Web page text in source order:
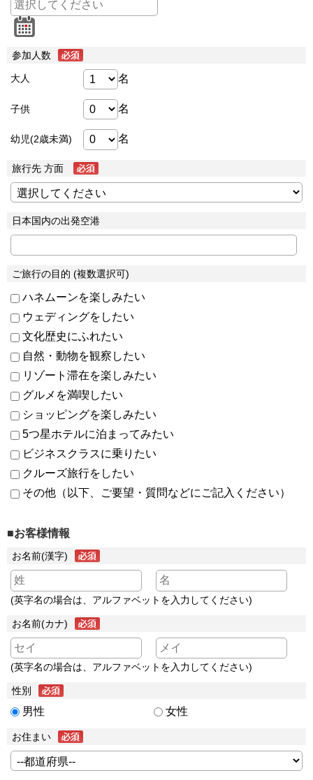
参加人数
大人 名
子供 名
幼児(2歳未満) 名
旅行先 方面
日本国内の出発空港
ご旅行の目的 (複数選択可)
ハネムーンを楽しみたい
ウェディングをしたい
文化歴史にふれたい
自然・動物を観察したい
リゾート滞在を楽しみたい
グルメを満喫したい
ショッピングを楽しみたい
5つ星ホテルに泊まってみたい
ビジネスクラスに乗りたい
クルーズ旅行をしたい
その他（以下、ご要望・質問などにご記入ください）
■お客様情報
お名前(漢字)
(英字名の場合は、アルファベットを入力してください)
お名前(カナ)
(英字名の場合は、アルファベットを入力してください)
性別
男性 女性
お住まい